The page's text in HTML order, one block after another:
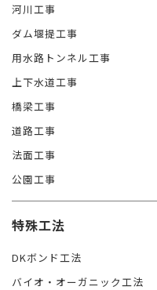
河川工事
ダム堰提工事
用水路トンネル工事
上下水道工事
橋梁工事
道路工事
法面工事
公園工事
特殊工法
DKボンド工法
バイオ・オーガニック工法